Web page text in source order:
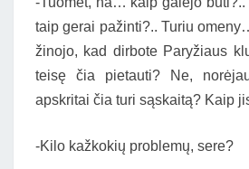
taip gerai pažinti?.. Turiu
žinojo, kad dirbote Paryžiaus
teisę čia pietauti? Ne,
apskritai čia turi sąskaitą? Kaip
-Kilo kažkokių problemų, sere?